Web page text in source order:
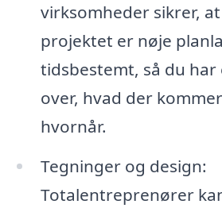
virksomheder sikrer,
projektet er nøje
tidsbestemt, så du
over, hvad der
hvornår.
Tegninger og design:
Totalentreprenører